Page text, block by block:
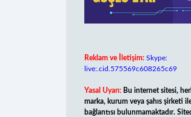
Reklam ve İletişim: Skype:
live:.cid.575569c608265c69
Yasal Uyarı: Bu internet sitesi,
marka, kurum veya şahıs şirketi
bağlantısı bulunmamaktadır.